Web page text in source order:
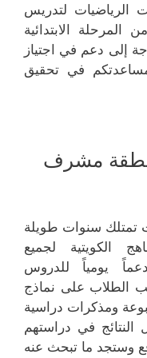
الرياضيات لتدريس
المرحلة الابتدائية
إلى دعم في اجتياز
مساعدتكم في تحقيق
مشرف
تمتلك سنوات طويلة
الكويتية لجميع
يومياً للدروس
الطلاب على نماذج
ومذكرات دراسية
في دراستهم
وستجد ما تبحث عنه